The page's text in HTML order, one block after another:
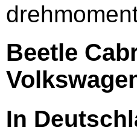
Beetle
In